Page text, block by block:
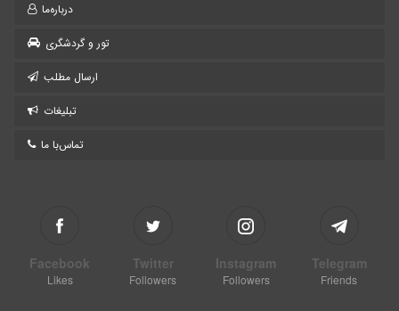
درباره‌ما
تور و گردشگری
ارسال مطلب
تبلیغات
تماس‌با ما
Facebook
Likes
Twitter
Followers
Instagram
Followers
Telegram
Friends